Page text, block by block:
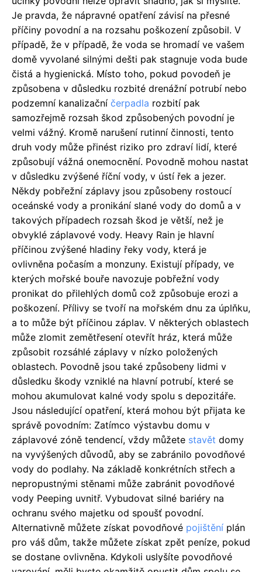
Je pravda, že nápravné opatření závisí na přesné
příčiny povodní a na rozsahu poškození způsobil. V
případě, že v případě, že voda se hromadí ve vašem
domě vyvolané silnými dešti pak stagnuje voda bude
čistá a hygienická. Místo toho, pokud povodeň je
způsobena v důsledku rozbité drenážní potrubí nebo
podzemní kanalizační čerpadla rozbití pak
samozřejmě rozsah škod způsobených povodní je
velmi vážný. Kromě narušení rutinní činnosti, tento
druh vody může přinést riziko pro zdraví lidí, které
způsobují vážná onemocnění. Povodně mohou nastat
v důsledku zvýšené říční vody, v ústí řek a jezer.
Někdy pobřežní záplavy jsou způsobeny rostoucí
oceánské vody a pronikání slané vody do domů a v
takových případech rozsah škod je větší, než je
obvyklé záplavové vody. Heavy Rain je hlavní
příčinou zvýšené hladiny řeky vody, která je
ovlivněna počasím a monzuny. Existují případy, ve
kterých mořské bouře navozuje pobřežní vody
pronikat do přilehlých domů což způsobuje erozi a
poškození. Přílivy se tvoří na mořském dnu za úplňku,
a to může být příčinou záplav. V některých oblastech
může zlomit zemětřesení otevřít hráz, která může
způsobit rozsáhlé záplavy v nízko položených
oblastech. Povodně jsou také způsobeny lidmi v
důsledku škody vzniklé na hlavní potrubí, které se
mohou akumulovat kalné vody spolu s depozitáře.
Jsou následující opatření, která mohou být přijata ke
správě povodním: Zatímco výstavbu domu v
záplavové zóně tendencí, vždy můžete stavět domy
na vyvýšených důvodů, aby se zabránilo povodňové
vody do podlahy. Na základě konkrétních střech a
nepropustnými stěnami může zabránit povodňové
vody Peeping uvnitř. Vybudovat silné bariéry na
ochranu svého majetku od spoušť povodní.
Alternativně můžete získat povodňové pojištění plán
pro váš dům, takže můžete získat zpět peníze, pokud
se dostane ovlivněna. Kdykoli uslyšíte povodňové